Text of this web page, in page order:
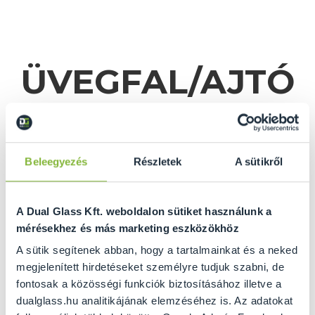
Beleegyezés Részletek A sütikről
A Dual Glass Kft. weboldalon sütiket használunk a
mérésekhez és más marketing eszközökhöz
A sütik segítenek abban, hogy a tartalmainkat és a neked
megjelenített hirdetéseket személyre tudjuk szabni, de
fontosak a közösségi funkciók biztosításához illetve a
dualglass.hu analitikájának elemzéséhez is. Az adatokat
ÜVEGFAL/AJTÓ
KALKULÁTOR
GRATULÁLUNK ÖNNEK